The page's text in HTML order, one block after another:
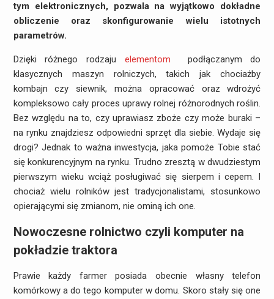
tym elektronicznych, pozwala na wyjątkowo dokładne
obliczenie oraz skonfigurowanie wielu istotnych
parametrów.
Dzięki różnego rodzaju elementom podłączanym do
klasycznych maszyn rolniczych, takich jak chociażby
kombajn czy siewnik, można opracować oraz wdrożyć
kompleksowo cały proces uprawy rolnej różnorodnych roślin.
Bez względu na to, czy uprawiasz zboże czy może buraki –
na rynku znajdziesz odpowiedni sprzęt dla siebie. Wydaje się
drogi? Jednak to ważna inwestycja, jaka pomoże Tobie stać
się konkurencyjnym na rynku. Trudno zresztą w dwudziestym
pierwszym wieku wciąż posługiwać się sierpem i cepem. I
chociaż wielu rolników jest tradycjonalistami, stosunkowo
opierającymi się zmianom, nie ominą ich one.
Nowoczesne rolnictwo czyli komputer na
pokładzie traktora
Prawie każdy farmer posiada obecnie własny telefon
komórkowy a do tego komputer w domu. Skoro stały się one